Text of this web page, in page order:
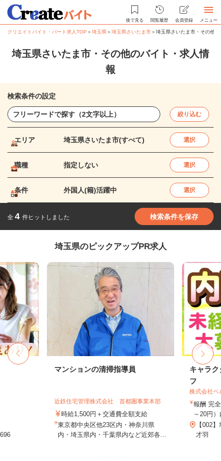
後で見る 閲覧履歴 会員登録 メニュー
クリエイトバイト・パート求人TOP ＞埼玉県＞埼玉県さいたま市＞埼玉県さいたま市・その他
埼玉県さいたま市・その他のバイト・求人情
報
検索条件の設定
絞り込む
エリア 埼玉県さいたま市(すべて) 選択
職種 指定しない 選択
条件 外国人(籍)活躍中 選択
全 4 件ヒットしました 検索条件を保存
埼玉県のピックアップPR求人
マンションの清掃指導員
近鉄住宅管理株式会社 首都圏事業本部
時給1,500円＋交通費全額支給
東京都中央区他23区内・神奈川県
内・埼玉県内・千葉県内など近郊各...
キャラ
フ
株式会社ベ
報酬 完
～20円
【002
才羽